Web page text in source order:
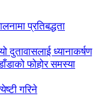
प्रतिबद्धता
दुतावासलाई ध्यानाकर्षण
फोहोर समस्या
गरिने